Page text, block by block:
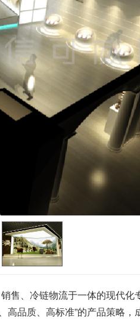
、冷链物流于一体的现代化
品质、高标准”的产品策略